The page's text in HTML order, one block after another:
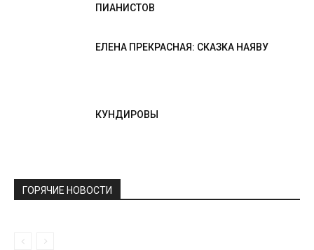
ПИАНИСТОВ
ЕЛЕНА ПРЕКРАСНАЯ: СКАЗКА НАЯВУ
КУНДИРОВЫ
ГОРЯЧИЕ НОВОСТИ